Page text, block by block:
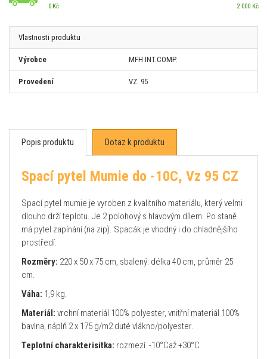
0 Kč 2 000 Kč
Vlastnosti produktu
Výrobce MFH INT.COMP.
Provedení VZ. 95
Popis produktu Dotaz k produktu
Spací pytel Mumie do -10C, Vz 95 CZ
Spací pytel mumie je vyroben z kvalitního materiálu, který velmi
dlouho drží teplotu. Je 2 polohový s hlavovým dílem. Po staně
má pytel zapínání (na zip). Spacák je vhodný i do chladnějšího
prostředí.
Rozměry: 220 x 50 x 75 cm, sbalený: délka 40 cm, průměr 25
cm.
Váha: 1,9 kg.
Materiál: vrchní materiál 100% polyester, vnitřní materiál 100%
bavlna, náplň 2 x 175 g/m2 duté vlákno/polyester.
Teplotní charakterisitka: rozmezí -10°Caž +30°C